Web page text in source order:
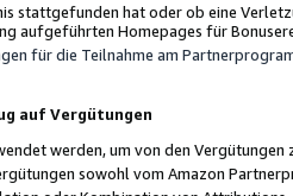
stattgefunden hat oder ob eine
aufgeführten Homepages für
für die Teilnahme am
auf Vergütungen
werden, um von den
sowohl vom Amazon